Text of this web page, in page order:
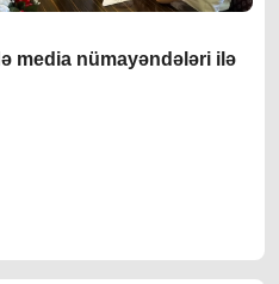
media nümayəndələri ilə